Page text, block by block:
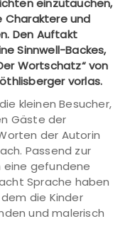
einzutauchen,
Charaktere und
Den Auftakt
Sinnwell-Backes,
Wortschatz“ von
vorlas.
kleinen Besucher,
Gäste der
der Autorin
Passend zur
eine gefundene
Sprache haben
die Kinder
und malerisch